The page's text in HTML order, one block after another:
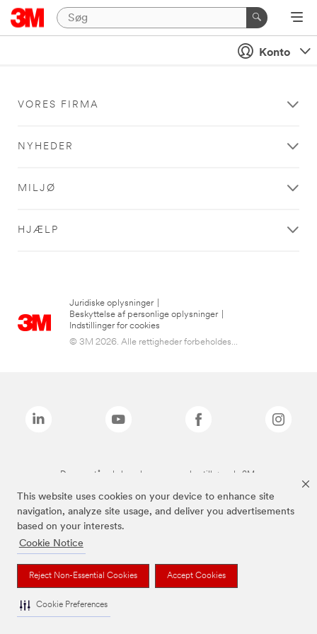
This website uses cookies on your device to enhance site
navigation, analyze site usage, and deliver you advertisements
based on your interests.
Cookie Notice
Reject Non-Essential Cookies Accept Cookies
Cookie Preferences
Konto
VORES FIRMA
NYHEDER
MILJØ
HJÆLP
Juridiske oplysninger
Beskyttelse af personlige oplysninger
Indstillinger for cookies
© 3M 2026. Alle rettigheder forbeholdes...
De ovenstående brands er varemærker tilhørende 3M.